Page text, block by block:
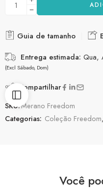
Guia de tamanho
Entrega estimada: Qua,
(Excl Sábado, Dom)
Compartilhar
SKU:Merano Freedom
Categorias: Coleção Freedom,
Você